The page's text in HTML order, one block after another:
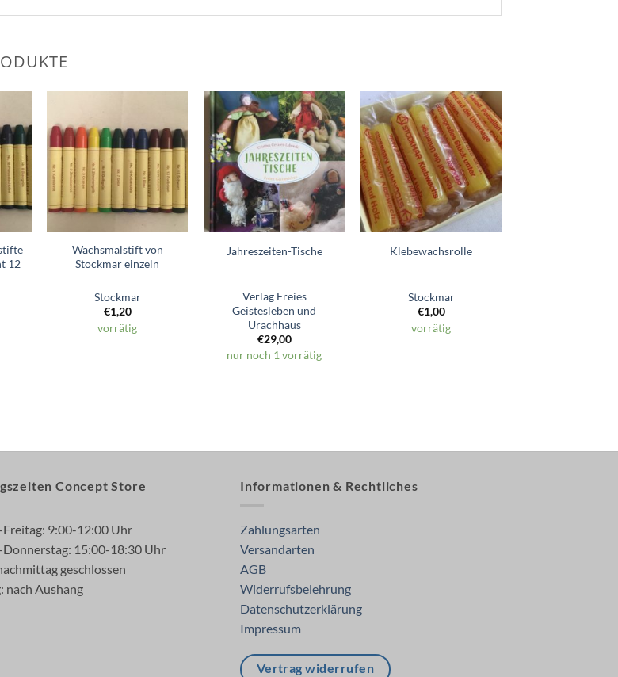
12
Zum
Wunschzettel
hinzufügen
Wachsmalstift von
Stockmar einzeln
Stockmar
€1,20
vorrätig
Zum
Wunschzettel
hinzufügen
Jahreszeiten-Tische
Verlag Freies
Geistesleben und
Urachhaus
€29,00
nur noch 1 vorrätig
Zum
Wunschzettel
hinzufügen
Klebewachsrolle
Stockmar
€1,00
vorrätig
Concept Store
9:00-12:00 Uhr
15:00-18:30 Uhr
geschlossen
nach Aushang
Informationen & Rechtliches
Zahlungsarten
Versandarten
AGB
Widerrufsbelehrung
Datenschutzerklärung
Impressum
Vertrag widerrufen